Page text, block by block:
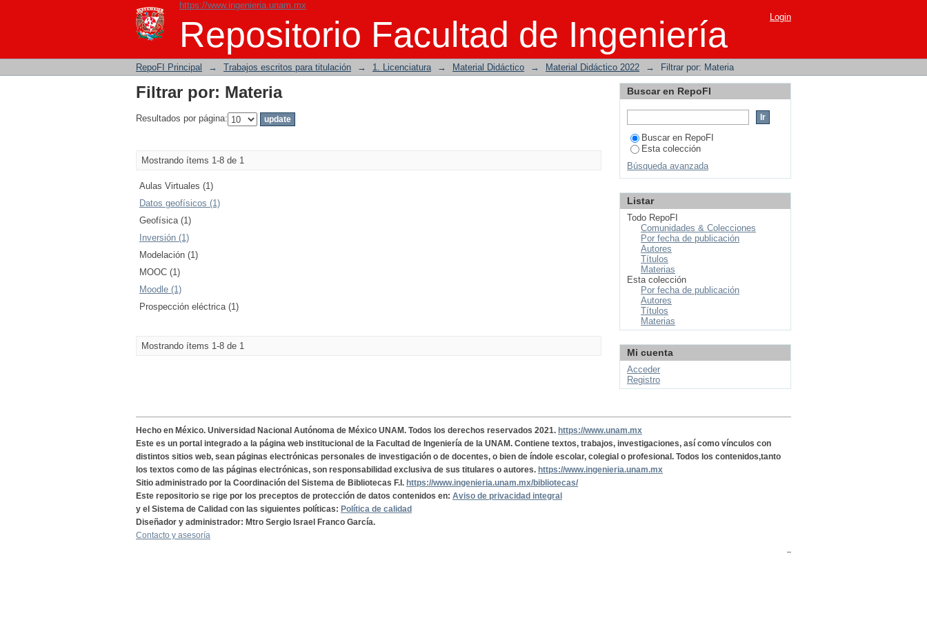
https://www.ingenieria.unam.mx
Repositorio Facultad de Ingeniería
Filtrar por: Materia Login
RepoFI Principal → Trabajos escritos para titulación → 1. Licenciatura → Material Didáctico → Material Didáctico 2022 → Filtrar por: Materia
Filtrar por: Materia
Resultados por página:
Mostrando ítems 1-8 de 1
Aulas Virtuales (1)
Datos geofísicos (1)
Geofísica (1)
Inversión (1)
Modelación (1)
MOOC (1)
Moodle (1)
Prospección eléctrica (1)
Mostrando ítems 1-8 de 1
Buscar en RepoFI
Buscar en RepoFI
Esta colección
Búsqueda avanzada
Listar
Todo RepoFI
Comunidades & Colecciones
Por fecha de publicación
Autores
Títulos
Materias
Esta colección
Por fecha de publicación
Autores
Títulos
Materias
Mi cuenta
Acceder
Registro
Hecho en México. Universidad Nacional Autónoma de México UNAM. Todos los derechos reservados 2021. https://www.unam.mx
Este es un portal integrado a la página web institucional de la Facultad de Ingeniería de la UNAM. Contiene textos, trabajos, investigaciones, así como vínculos con
distintos sitios web, sean páginas electrónicas personales de investigación o de docentes, o bien de índole escolar, colegial o profesional. Todos los contenidos,tanto
los textos como de las páginas electrónicas, son responsabilidad exclusiva de sus titulares o autores. https://www.ingenieria.unam.mx
Sitio administrado por la Coordinación del Sistema de Bibliotecas F.I. https://www.ingenieria.unam.mx/bibliotecas/
Este repositorio se rige por los preceptos de protección de datos contenidos en: Aviso de privacidad integral
y el Sistema de Calidad con las siguientes políticas: Política de calidad
Diseñador y administrador: Mtro Sergio Israel Franco García.
Contacto y asesoría